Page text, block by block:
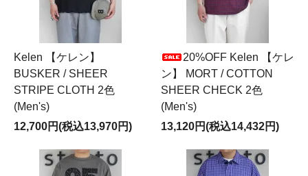
Kelen 【ケレン】
BUSKER / SHEER
STRIPE CLOTH 2色
(Men's)
12,700円(税込13,970円)
20%OFF Kelen 【ケレ
ン】 MORT / COTTON
SHEER CHECK 2色
(Men's)
13,120円(税込14,432円)